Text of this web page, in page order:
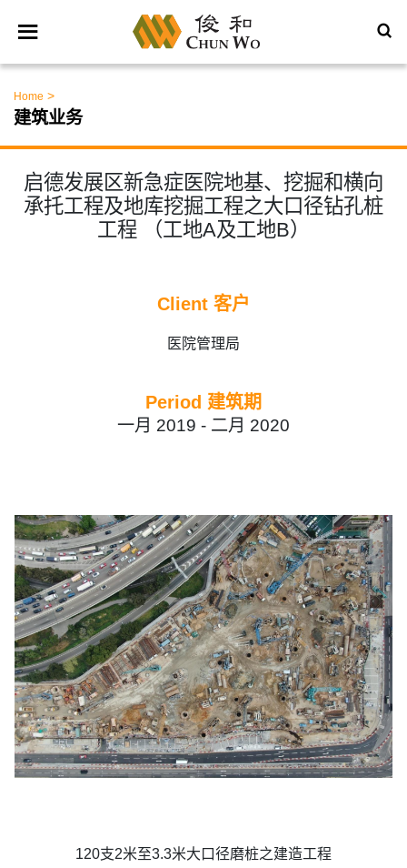
Home >
建筑业务
启德发展区新急症医院地基、挖掘和横向
承托工程及地库挖掘工程之大口径钻孔桩
工程 （工地A及工地B）
Client 客户
医院管理局
Period 建筑期
一月 2019 - 二月 2020
120支2米至3.3米大口径磨桩之建造工程